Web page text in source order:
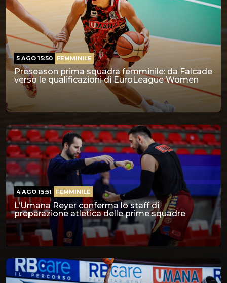
Preseason prima squadra femminile: da Falcade
verso le qualificazioni di EuroLeague Women
5 AGO 15:50 FEMMINILE
L’Umana Reyer conferma lo staff di
preparazione atletica delle prime squadre
4 AGO 15:51 FEMMINILE